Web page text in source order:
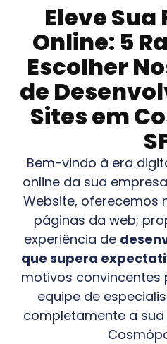
Eleve
Online: 5
Escolher
de
Sites em
Bem-vindo à era
online da sua
Website, oferecemos
páginas da web;
experiência de
que supera
motivos convincentes
equipe de
completamente a